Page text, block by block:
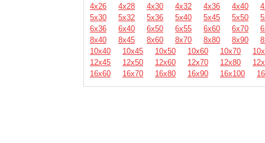
4х26
4х28 4х30 4х32 4х36 4х40
5х30
5х32 5х36 5х40 5х45 5х50
6х36
6х40 6х50 6х55 6х60 6х70
8х40
8х45 8х60 8х70 8х80 8х90
10х40
10х45 10х50 10х60 10х70
12х45
12х50 12х60 12х70 12х80
16х60
16х70 16х80 16х90 16х100